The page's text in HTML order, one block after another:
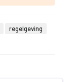
regelgeving